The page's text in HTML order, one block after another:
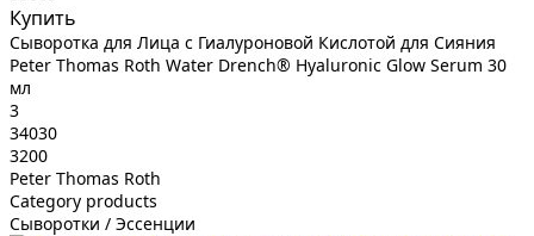
Купить
Сыворотка для Лица с Гиалуроновой Кислотой для Сияния
Peter Thomas Roth Water Drench® Hyaluronic Glow Serum 30
мл
3
34030
3200
Peter Thomas Roth
Category products
Сыворотки / Эссенции